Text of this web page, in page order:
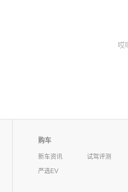
哎
购车
新车资讯
试驾评测
严选EV